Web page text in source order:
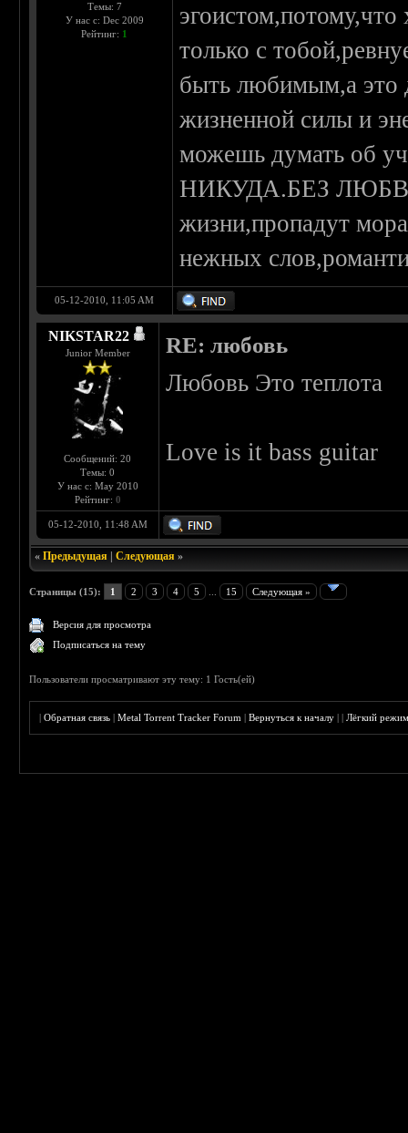
Темы: 7
У нас с: Dec 2009
Рейтинг: 1
только с
быть любимым,а это
жизненной силы и
можешь думать об
НИКУДА.БЕЗ
жизни,пропадут
нежных
05-12-2010, 11:05 AM
NIKSTAR22
Junior Member
Сообщений: 20
Темы: 0
У нас с: May 2010
Рейтинг: 0
RE: любовь
Любовь Это теплота
Love is it bass guitar
05-12-2010, 11:48 AM
«Предыдущая |Следующая »
Страницы (15): 1 2 3 4 5 15 Следующая »
Версия для просмотра
Подписаться на тему
Пользователи просматривают эту тему: 1 Гость(ей)
|Обратная связь |Metal Torrent Tracker Forum |Вернуться к началу ||Лёгкий